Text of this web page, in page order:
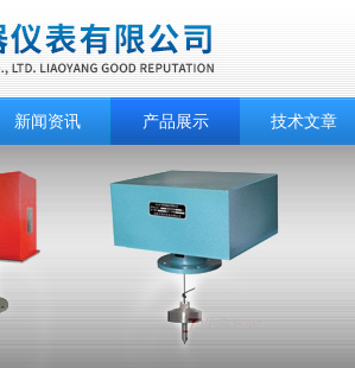
新闻资讯 产品展示 技术文章